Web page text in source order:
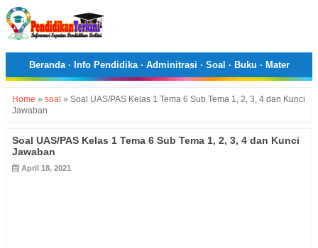
Beranda· Info Pendidika· Adminitrasi · Soal · Buku · Mater
Home » soal » Soal UAS/PAS Kelas 1 Tema 6 Sub Tema 1, 2, 3, 4 dan Kunci
Jawaban
Soal UAS/PAS Kelas 1 Tema 6 Sub Tema 1, 2, 3, 4 dan Kunci
Jawaban
April 18, 2021